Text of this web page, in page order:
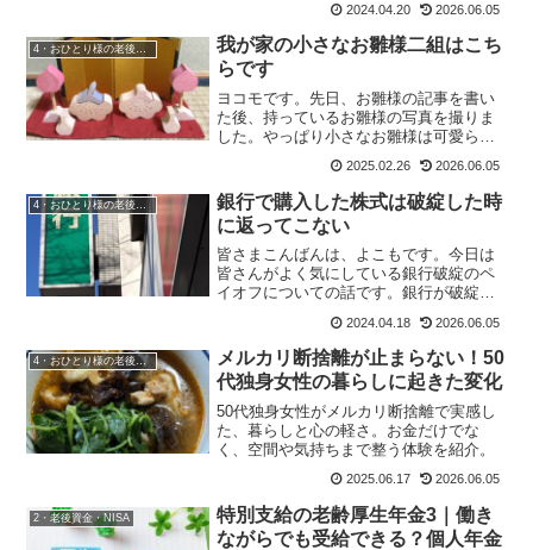
時期は、山菜＆野草の宝庫だからです。
この時期は道端に栄養満点な野菜(山菜＆
野草)だらけよこもの...
2024.04.20 2026.06.05
我が家の小さなお雛様二組はこち
らです
ヨコモです。先日、お雛様の記事を書い
た後、持っているお雛様の写真を撮りま
した。やっぱり小さなお雛様は可愛らし
自分で買ったお雛様。陶器で出来ている
お雛様です。小さなガラス瓶はたまたま
持っていてサイズがぴった...
2025.02.26 2026.06.05
4・おひとり様の老後準備
銀行で購入した株式は破綻した時
に返ってこない
皆さまこんばんは、よこもです。今日は
皆さんがよく気にしている銀行破綻のペ
イオフについての話です。銀行が破綻し
行が破綻した時には、個人口座のお金は
一行あたり1,000万円までしか保証されな
いというペイ...
2024.04.18 2026.06.05
4・おひとり様の老後準備
メルカリ断捨離が止まらない！50
代独身女性の暮らしに起きた変化
50代独身女性がメルカリ断捨離で実感し
た、暮らしと心の軽さ。お金だけでな
く、空間や気持ちまで整う体験を紹介。
2025.06.17 2026.06.05
2・老後資金・NISA
特別支給の老齢厚生年金3｜働き
ながらでも受給できる？個人年金